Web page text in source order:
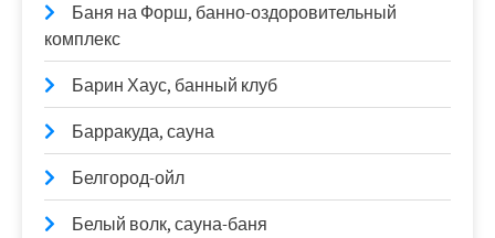
Баня на Форш, банно-оздоровительный
комплекс
Барин Хаус, банный клуб
Барракуда, сауна
Белгород-ойл
Белый волк, сауна-баня